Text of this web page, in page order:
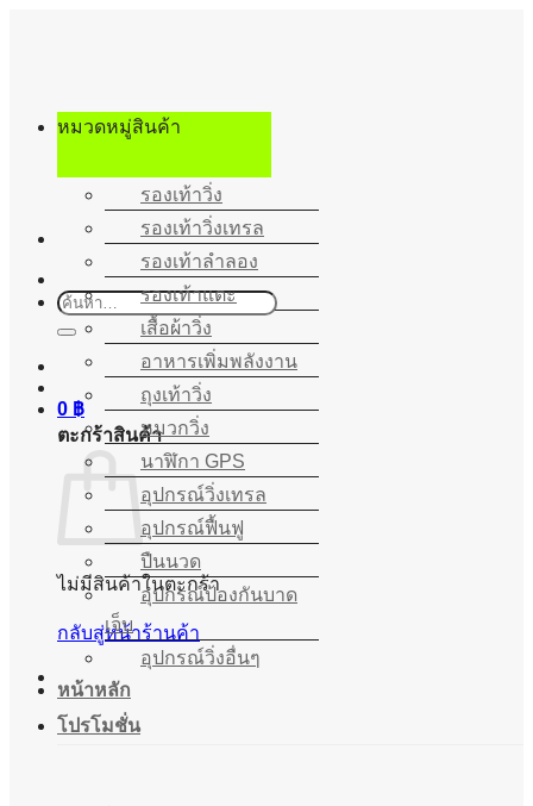
เนื้อหา
ค้นหา:
0 ฿
ตะกร้าสินค้า
ไม่มีสินค้าในตะกร้า
กลับสู่หน้าร้านค้า
หมวดหมู่สินค้า
รองเท้าวิ่ง
รองเท้าวิ่งเทรล
รองเท้าลำลอง
รองเท้าแตะ
เสื้อผ้าวิ่ง
อาหารเพิ่มพลังงาน
ถุงเท้าวิ่ง
หมวกวิ่ง
นาฬิกา GPS
อุปกรณ์วิ่งเทรล
อุปกรณ์ฟื้นฟู
ปืนนวด
อุปกรณ์ป้องกันบาด
เจ็บ
อุปกรณ์วิ่งอื่นๆ
หน้าหลัก
โปรโมชั่น